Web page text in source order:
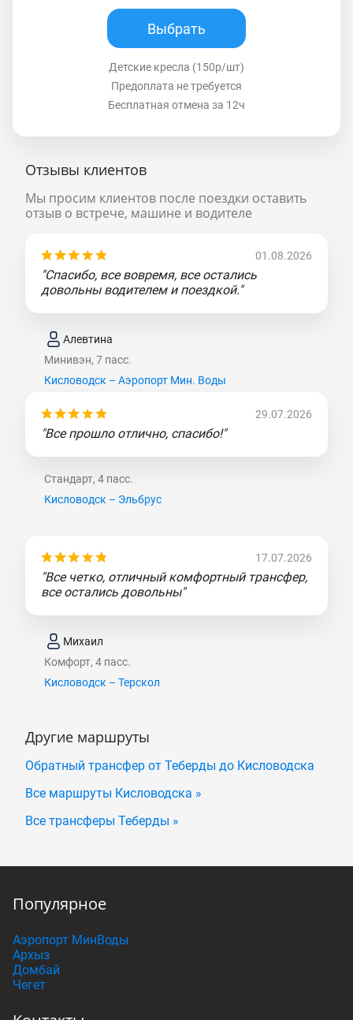
Выбрать
Детские кресла (150р/шт)
Предоплата не требуется
Бесплатная отмена за 12ч
Отзывы клиентов
Мы просим клиентов после поездки оставить
отзыв о встрече, машине и водителе
01.08.2026
"Спасибо, все вовремя, все остались
довольны водителем и поездкой."
Алевтина
Минивэн, 7 пасс.
Кисловодск – Аэропорт Мин. Воды
29.07.2026
"Все прошло отлично, спасибо!"
Стандарт, 4 пасс.
Кисловодск – Эльбрус
17.07.2026
"Все четко, отличный комфортный трансфер,
все остались довольны"
Михаил
Комфорт, 4 пасс.
Кисловодск – Терскол
Другие маршруты
Обратный трансфер от Теберды до Кисловодска
Все маршруты Кисловодска »
Все трансферы Теберды »
Популярное
Аэропорт МинВоды
Архыз
Домбай
Чегет